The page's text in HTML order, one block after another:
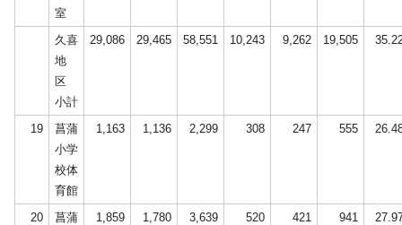
室
久喜
地
区
小計
29,086 29,465 58,551 10,243 9,262 19,505
19
菖蒲
小学
校体
育館
1,163 1,136 2,299 308 247 555
20
菖蒲
1,859 1,780 3,639 520 421 941